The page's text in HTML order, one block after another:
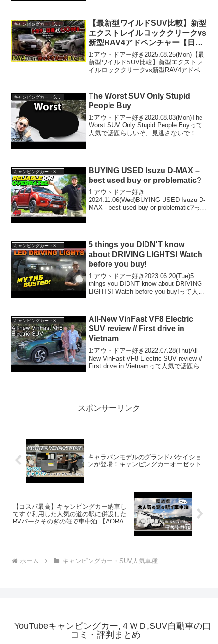
で！！2:アウトドアー好き2024.07.16...
キャンピングカー・SUV人気車種
【最新型ワイルドSUV比較】新型
エクストレイルロッククリークvs
新型RAV4アドベンチャー【日産
とトヨタの思想の違いが露呈】
1:アウトドアー好き2025.08.25(Mon)【最
新型ワイルドSUV比較】新型エクストレ
イルロッククリークvs新型RAV4アドベン
いで！！2:アウトドアー好き202...
キャンピングカー・SUV人気車種
The Worst SUV Only Stupid
People Buy
1:アウトドアー好き2020.08.03(Mon)The
Worst SUV Only Stupid People Buyって
人気で話題らしいぞ、見逃さないで！！
BUYING USED Isuzu D-MAX –
best used buy or problematic?
1:アウトドアー好き
2024.11.06(Wed)BUYING USED Isuzu D-
MAX - best used buy or problematic?って
キャンピングカー・SUV人気車種
5 things you DIDN'T know
about DRIVING LIGHTS! Watch
before you buy!
1:アウトドアー好き2023.06.20(Tue)5
things you DIDN'T know about DRIVING
LIGHTS! Watch before you buy!って人気
All-New VinFast VF8 Electric
SUV review // First drive in
Vietnam
1:アウトドアー好き2022.07.28(Thu)All-
New VinFast VF8 Electric SUV review //
First drive in Vietnamって人気で話題らし
スポンサーリンク
キャラバンモデルのグランドバケイショ
ンが登場！キャンピングカーオーゼット
【コスパ最高】キャンピングカー納車し
てすぐ利用した人気の道の駅に併設した
RVパークそのぎの荘で車中泊 【AORA
ホーム キャンピングカー・SUV人気車種
YouTubeキャンピングカー,４ＷＤ,SUV自動車の口
コミ・評判まとめ